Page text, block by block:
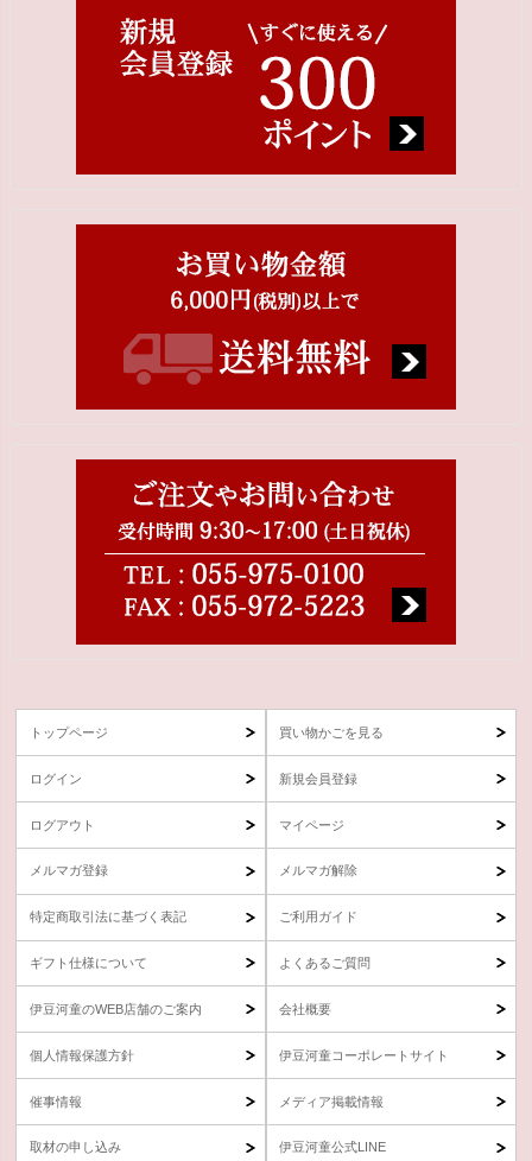
トップページ 買い物かごを見る
ログイン 新規会員登録
ログアウト マイページ
メルマガ登録 メルマガ解除
特定商取引法に基づく表記 ご利用ガイド
ギフト仕様について よくあるご質問
伊豆河童のWEB店舗のご案内 会社概要
個人情報保護方針 伊豆河童コーポレートサイト
催事情報 メディア掲載情報
取材の申し込み 伊豆河童公式LINE